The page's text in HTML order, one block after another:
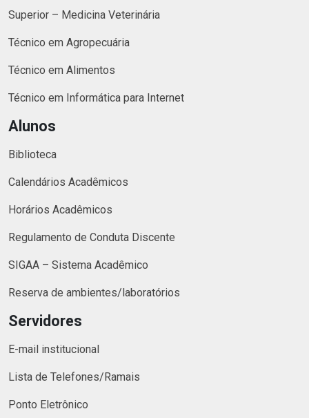
Superior – Medicina Veterinária
Técnico em Agropecuária
Técnico em Alimentos
Técnico em Informática para Internet
Alunos
Biblioteca
Calendários Acadêmicos
Horários Acadêmicos
Regulamento de Conduta Discente
SIGAA – Sistema Acadêmico
Reserva de ambientes/laboratórios
Servidores
E-mail institucional
Lista de Telefones/Ramais
Ponto Eletrônico